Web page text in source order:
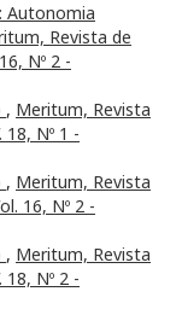
Autonomia
Revista de
Nº 2 -
, Meritum, Revista
Nº 1 -
, Meritum, Revista
16, Nº 2 -
, Meritum, Revista
Nº 2 -